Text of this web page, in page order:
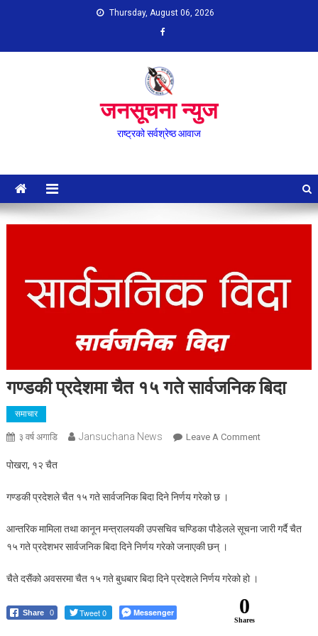
Thursday, August 06, 2026
जनसूचना न्युज
राष्ट्रको सर्वश्रेष्ठ आवाज
गण्डकी प्रदेशमा चैत १५ गते सार्वजनिक बिदा
समाचार
३ वर्ष अगाडि Jansuchana News Leave A CommentOn
सार्वजनिक
पोखरा, १२ चैत
गण्डकी प्रदेशले चैत १५ गते सार्वजनिक बिदा दिने निर्णय गरेको छ ।
आन्तरिक मामिला तथा कानून मन्त्रालयकी उपसचिव चण्डिका पौडेलले सूचना जारी गर्दै चैत
१५ गते प्रदेशभर सार्वजनिक बिदा दिने निर्णय गरेको जनाएकी छन् ।
चैते दसैंको अवसरमा चैत १५ गते बुधबार बिदा दिने प्रदेशले निर्णय गरेको हो ।
Share 0 Tweet 0 Messenger 0
Shares